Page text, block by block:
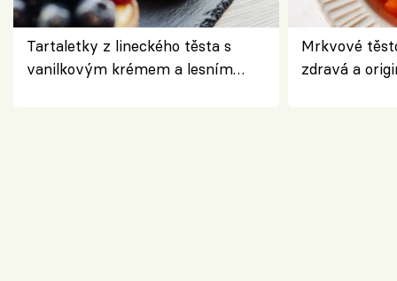
Tartaletky z lineckého těsta s
vanilkovým krémem a lesním
Mrkvové
zdravá a